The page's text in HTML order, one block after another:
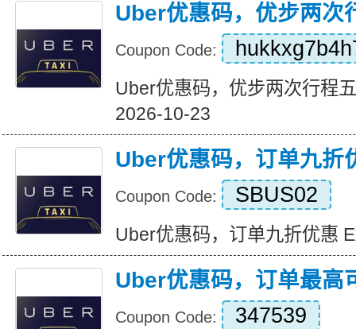
Uber优惠码，优步两次
Coupon Code:
Uber优惠码，优步两次行程
2026-10-23
Uber优惠码，订单九折
Coupon Code: SBUS02
Uber优惠码，订单九折优惠
Uber优惠码，订单最高
Coupon Code: 347539